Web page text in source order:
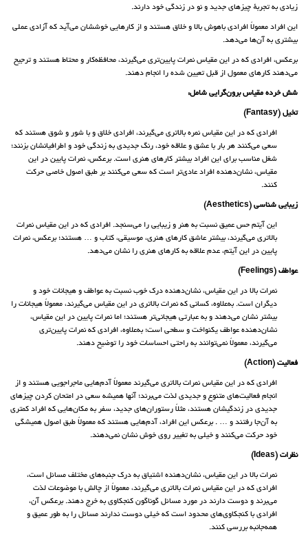
زیادی به تجربهٔ چیزهای جدید و نو در زندگی خود دارند.
این افراد معمولاً افرادی باهوش بالا و خلاق هستند و از کارهایی خوششان می‌آید که آزادی عملی
بیشتری به آن‌ها می‌دهد.
برعکس، افرادی که در این مقیاس نمرات پایین‌تری می‌گیرند، محافظه‌کار و محتاط هستند و ترجیح
می‌دهند کارهای معمول از قبل تعیین شده را انجام دهند.
شش خرده مقیاس برون‌گرایی شامل:
تخیل (Fantasy)
افرادی که در این مقیاس نمره بالاتری می‌گیرند، افرادی خلاق و با شور و شوق هستند که
سعی می‌کنند هر بار با عشق و علاقه خود، رنگ جدیدی به زندگی خود و اطرافیانشان بزنند؛
شغل مناسب برای این افراد بیشتر کارهای هنری است. برعکس، نمرات پایین در این
مقیاس، نشان‌دهنده افراد عادی‌تر است که سعی می‌کنند بر طبق اصول خاصی حرکت
کنند.
زیبایی شناسی (Aesthetics)
این آیتم حس عمیق نسبت به هنر و زیبایی را می‌سنجد. افرادی که در این مقیاس نمرات
بالاتری می‌گیرند، بیشتر عاشق کارهای هنری، موسیقی، کتاب و … هستند؛ برعکس، نمرات
پایین در این آیتم، عدم علاقه به کارهای هنری را نشان می‌دهد.
عواطف (Feelings)
نمرات بالا در این مقیاس، نشان‌دهنده درک خوب نسبت به عواطف و هیجانات خود و
دیگران است. به‌علاوه، کسانی که نمرات بالاتری در این مقیاس می‌گیرند، معمولاً هیجانات را
بیشتر نشان می‌دهند و به عبارتی هیجانی‌تر هستند؛ اما نمرات پایین در این مقیاس،
نشان‌دهنده عواطف یکنواخت و سطحی است؛ به‌علاوه، افرادی که نمرات پایین‌تری
می‌گیرند، معمولاً نمی‌توانند به راحتی احساسات خود را توضیح دهند.
فعالیت (Action)
افرادی که در این مقیاس نمرات بالاتری می‌گیرند معمولاً آدم‌هایی ماجراجویی هستند و از
انجام فعالیت‌های متنوع و جدیدی لذت می‌برند؛ آنها همیشه سعی در امتحان کردن چیزهای
جدیدی در زندگیشان هستند، مثلاً رستوران‌های جدید، سفر به مکان‌هایی که افراد کمتری
به آن‌جا رفتند و … . برعکس این افراد، آدم‌هایی هستند که معمولاً طبق اصول همیشگی
خود حرکت می‌کنند و خیلی به تغییر روی خوش نشان نمی‌دهند.
نظرات (Ideas)
نمرات بالا در این مقیاس، نشان‌دهنده اشتیاق به درک جنبه‌های مختلف مسائل است،
افرادی که در این مقیاس نمرات بالاتری می‌گیرند، معمولاً از چالش با موضوعات لذت
می‌برند و دوست دارند در مورد مسائل گوناگون کنجکاوی به خرج دهند. برعکس آن،
افرادی با کنجکاوی‌های محدود است که خیلی دوست ندارند مسائل را به طور عمیق و
همه‌جانبه بررسی کنند.